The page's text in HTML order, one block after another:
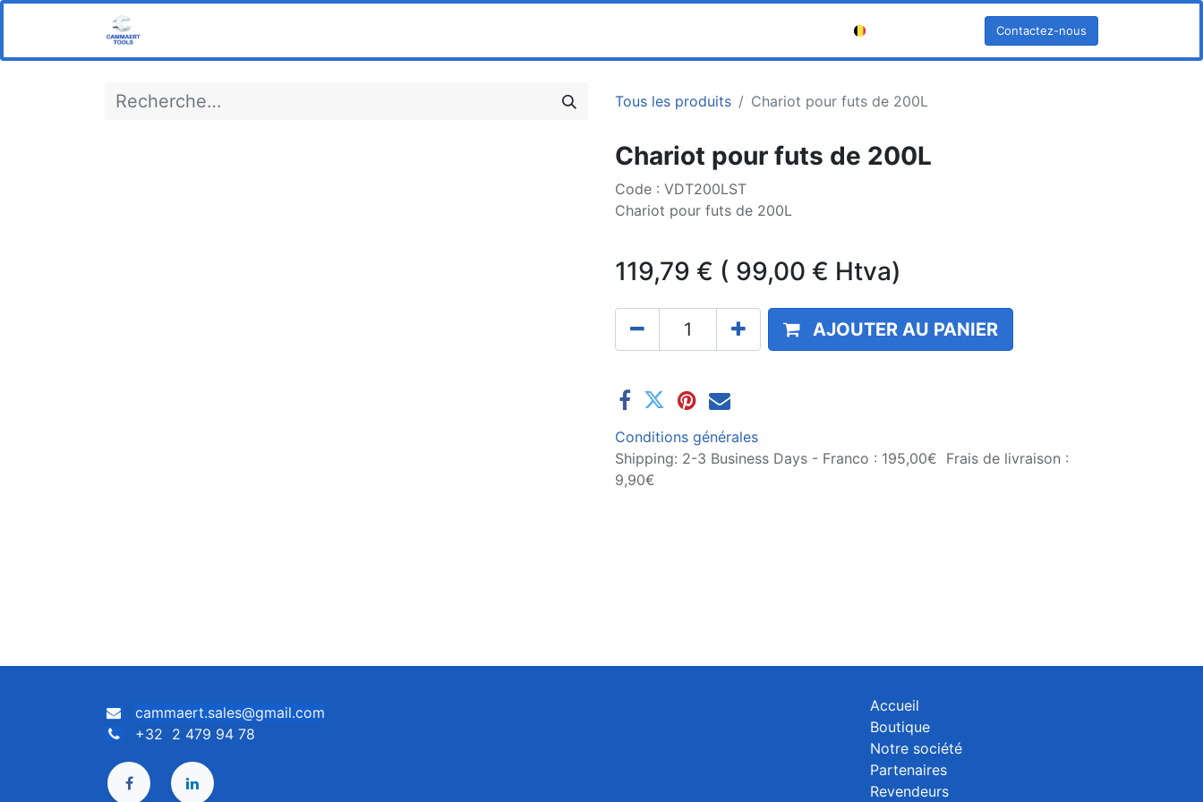
Contactez-nous
Tous les produits Chariot pour futs de 200L
Chariot pour futs de 200L
Code : VDT200LST
Chariot pour futs de 200L
119,79 € ( 99,00 € Htva)
AJOUTER AU PANIER
Conditions générales
Shipping: 2-3 Business Days - Franco : 195,00€ Frais de livraison :
9,90€
cammaert.sales@gmail.com
+32 2 479 94 78
Accueil
Boutique
Notre société
Partenaires
Revendeurs